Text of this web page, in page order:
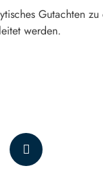
Gutachten
werden.